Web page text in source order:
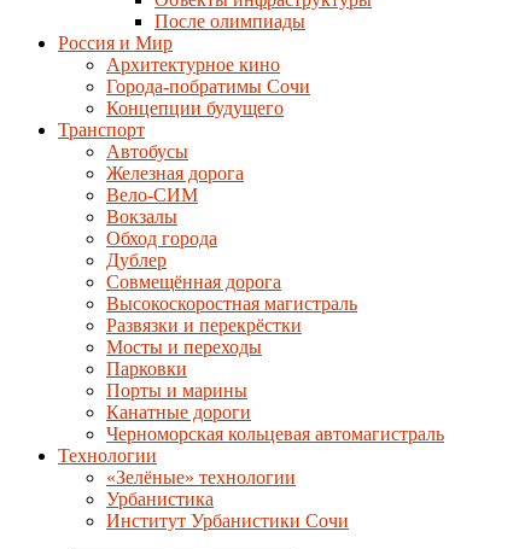
После олимпиады
Россия и Мир
Архитектурное кино
Города-побратимы Сочи
Концепции будущего
Транспорт
Автобусы
Железная дорога
Вело-СИМ
Вокзалы
Обход города
Дублер
Совмещённая дорога
Высокоскоростная магистраль
Развязки и перекрёстки
Мосты и переходы
Парковки
Порты и марины
Канатные дороги
Черноморская кольцевая автомагистраль
Технологии
«Зелёные» технологии
Урбанистика
Институт Урбанистики Сочи